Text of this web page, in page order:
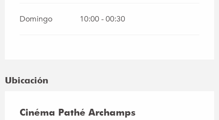
Domingo 10:00 - 00:30
Ubicación
Cinéma Pathé Archamps